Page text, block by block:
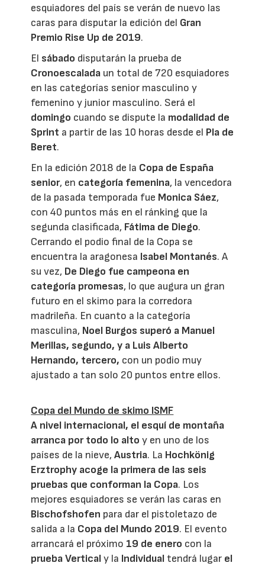
esquiadores del país se verán de nuevo las
caras para disputar la edición del Gran
Premio Rise Up de 2019.
El sábado disputarán la prueba de
Cronoescalada un total de 720 esquiadores
en las categorías senior masculino y
femenino y junior masculino. Será el
domingo cuando se dispute la modalidad de
Sprint a partir de las 10 horas desde el Pla de
Beret.
En la edición 2018 de la Copa de España
senior, en categoría femenina, la vencedora
de la pasada temporada fue Monica Sáez,
con 40 puntos más en el ránking que la
segunda clasificada, Fátima de Diego.
Cerrando el podio final de la Copa se
encuentra la aragonesa Isabel Montanés. A
su vez, De Diego fue campeona en
categoría promesas, lo que augura un gran
futuro en el skimo para la corredora
madrileña. En cuanto a la categoría
masculina, Noel Burgos superó a Manuel
Merillas, segundo, y a Luis Alberto
Hernando, tercero, con un podio muy
ajustado a tan solo 20 puntos entre ellos.
Copa del Mundo de skimo ISMF
A nivel internacional, el esquí de montaña
arranca por todo lo alto y en uno de los
países de la nieve,Austria. La Hochkönig
Erztrophy acoge la primera de las seis
pruebas que conforman la Copa. Los
mejores esquiadores se verán las caras en
Bischofshofen para dar el pistoletazo de
salida a la Copa del Mundo 2019. El evento
arrancará el próximo 19 de enero con la
prueba Verticaly la Individual tendrá lugar el